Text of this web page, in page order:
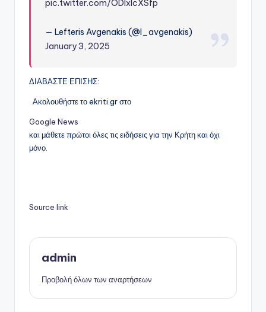
pic.twitter.com/ODIxIcXSfp
— Lefteris Avgenakis (@l_avgenakis)
January 3, 2025
ΔΙΑΒΑΣΤΕ ΕΠΙΣΗΣ:
Ακολουθήστε το ekriti.gr στο
Google News
και μάθετε πρώτοι όλες τις ειδήσεις για την Κρήτη και όχι
μόνο.
Source link
admin
Προβολή όλων των αναρτήσεων